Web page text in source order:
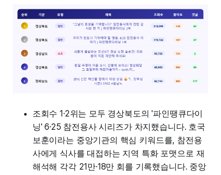
조회수 1·2위는 모두 경상북도의 '파인땡큐다이
닝' 6·25 참전용사 시리즈가 차지했습니다. 호국
보훈이라는 중앙기관의 핵심 키워드를, 참전용
사에게 식사를 대접하는 지역 특화 포맷으로 재
해석해 각각 21만·18만 회를 기록했습니다. 중앙